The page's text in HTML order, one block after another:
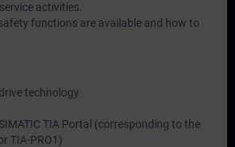
activities.
functions are available and how to
technology
TIA Portal (corresponding to the
TIA-PRO1)